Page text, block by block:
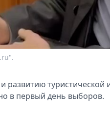
развитию туристической
в первый день выборов.